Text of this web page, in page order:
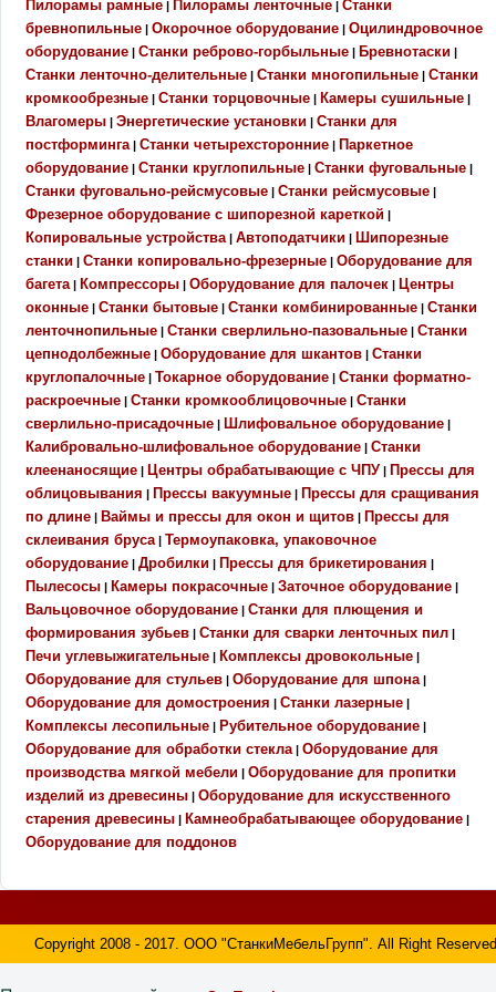
Пилорамы рамные | Пилорамы ленточные | Станки
бревнопильные | Окорочное оборудование | Оцилиндровочное
оборудование | Станки реброво-горбыльные | Бревнотаски |
Станки ленточно-делительные | Станки многопильные | Станки
кромкообрезные | Станки торцовочные | Камеры сушильные |
Влагомеры | Энергетические установки | Станки для
постформинга | Станки четырехсторонние | Паркетное
оборудование | Станки круглопильные | Станки фуговальные |
Станки фуговально-рейсмусовые | Станки рейсмусовые |
Фрезерное оборудование с шипорезной кареткой |
Копировальные устройства | Автоподатчики | Шипорезные
станки | Станки копировально-фрезерные | Оборудование для
багета | Компрессоры | Оборудование для палочек | Центры
оконные | Станки бытовые | Станки комбинированные | Станки
ленточнопильные | Станки сверлильно-пазовальные | Станки
цепнодолбежные | Оборудование для шкантов | Станки
круглопалочные | Токарное оборудование | Станки форматно-
раскроечные | Станки кромкооблицовочные | Станки
сверлильно-присадочные | Шлифовальное оборудование |
Калибровально-шлифовальное оборудование | Станки
клеенаносящие | Центры обрабатывающие с ЧПУ | Прессы для
облицовывания | Прессы вакуумные | Прессы для сращивания
по длине | Ваймы и прессы для окон и щитов | Прессы для
склеивания бруса | Термоупаковка, упаковочное
оборудование | Дробилки | Прессы для брикетирования |
Пылесосы | Камеры покрасочные | Заточное оборудование |
Вальцовочное оборудование | Станки для плющения и
формирования зубьев | Станки для сварки ленточных пил |
Печи углевыжигательные | Комплексы дровокольные |
Оборудование для стульев | Оборудование для шпона |
Оборудование для домостроения | Станки лазерные |
Комплексы лесопильные | Рубительное оборудование |
Оборудование для обработки стекла | Оборудование для
производства мягкой мебели | Оборудование для пропитки
изделий из древесины | Оборудование для искусственного
старения древесины | Камнеобрабатывающее оборудование |
Оборудование для поддонов
Copyright 2008 - 2017. ООО "СтанкиМебельГрупп". All Right